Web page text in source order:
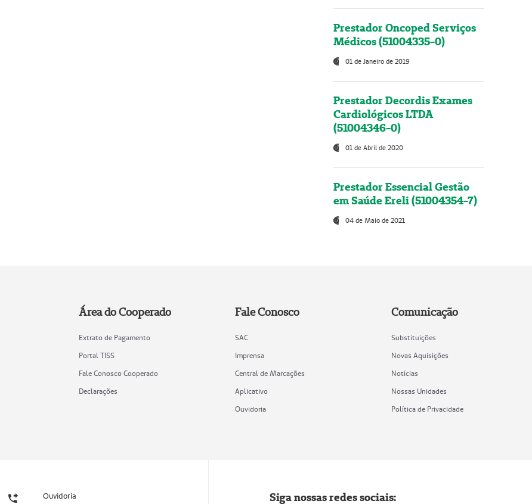
Prestador Oncoped Serviços
Médicos (51004335-0)
01 de Janeiro de 2019
Prestador Decordis Exames
Cardiológicos LTDA
(51004346-0)
01 de Abril de 2020
Prestador Essencial Gestão
em Saúde Ereli (51004354-7)
04 de Maio de 2021
Área do Cooperado
Extrato de Pagamento
Portal TISS
Fale Conosco Cooperado
Declarações
Fale Conosco
SAC
Imprensa
Central de Marcações
Aplicativo
Ouvidoria
Comunicação
Substituições
Novas Aquisições
Notícias
Nossas Unidades
Política de Privacidade
Ouvidoria Siga nossas redes sociais: